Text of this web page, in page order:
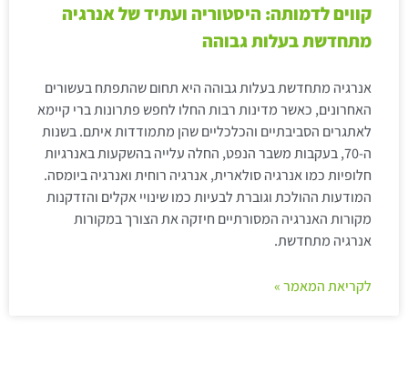
קווים לדמותה: היסטוריה ועתיד של אנרגיה
מתחדשת בעלות גבוהה
אנרגיה מתחדשת בעלות גבוהה היא תחום שהתפתח בעשורים
האחרונים, כאשר מדינות רבות החלו לחפש פתרונות ברי קיימא
לאתגרים הסביבתיים והכלכליים שהן מתמודדות איתם. בשנות
ה-70, בעקבות משבר הנפט, החלה עלייה בהשקעות באנרגיות
חלופיות כמו אנרגיה סולארית, אנרגיה רוחית ואנרגיה ביומסה.
המודעות ההולכת וגוברת לבעיות כמו שינויי אקלים והזדקנות
מקורות האנרגיה המסורתיים חיזקה את הצורך במקורות
אנרגיה מתחדשת.
לקריאת המאמר »